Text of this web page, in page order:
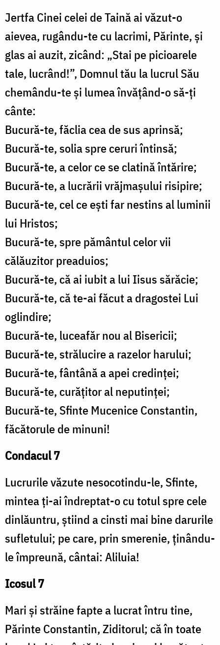
Jertfa Cinei celei de Taină ai văzut-o
aievea, rugându-te cu lacrimi, Părinte, și
glas ai auzit, zicând: „Stai pe picioarele
tale, lucrând!”, Domnul tău la lucrul Său
chemându-te și lumea învățând-o să-ți
cânte:
Bucură-te, făclia cea de sus aprinsă;
Bucură-te, solia spre ceruri întinsă;
Bucură-te, a celor ce se clatină întărire;
Bucură-te, a lucrării vrăjmașului risipire;
Bucură-te, cel ce ești far nestins al luminii
lui Hristos;
Bucură-te, spre pământul celor vii
călăuzitor preaduios;
Bucură-te, că ai iubit a lui Iisus sărăcie;
Bucură-te, că te-ai făcut a dragostei Lui
oglindire;
Bucură-te, luceafăr nou al Bisericii;
Bucură-te, strălucire a razelor harului;
Bucură-te, fântână a apei credinței;
Bucură-te, curățitor al neputinței;
Bucură-te, Sfinte Mucenice Constantin,
făcătorule de minuni!
Condacul 7
Lucrurile văzute nesocotindu-le, Sfinte,
mintea ți-ai îndreptat-o cu totul spre cele
dinlăuntru, știind a cinsti mai bine darurile
sufletului; pe care, prin smerenie, ținându-
le împreună, cântai: Aliluia!
Icosul 7
Mari și străine fapte a lucrat întru tine,
Părinte Constantin, Ziditorul; că în toate